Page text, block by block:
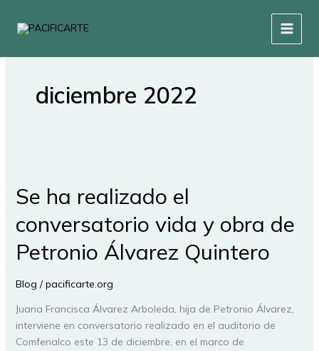
diciembre 2022
Se ha realizado el
conversatorio vida y obra de
Petronio Álvarez Quintero
Blog /pacificarte.org
Juana Francisca Álvarez Arboleda, hija de Petronio Álvarez,
interviene en conversatorio realizado en el auditorio de
Comfenalco este 13 de diciembre, en el marco de
realizado
el
conversatorio
y
de
Petronio
Álvarez
Quintero